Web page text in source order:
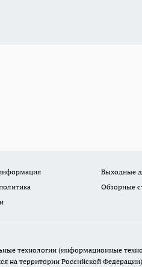
Выходные
Обзорные
технологии (информационные
на территории Российской